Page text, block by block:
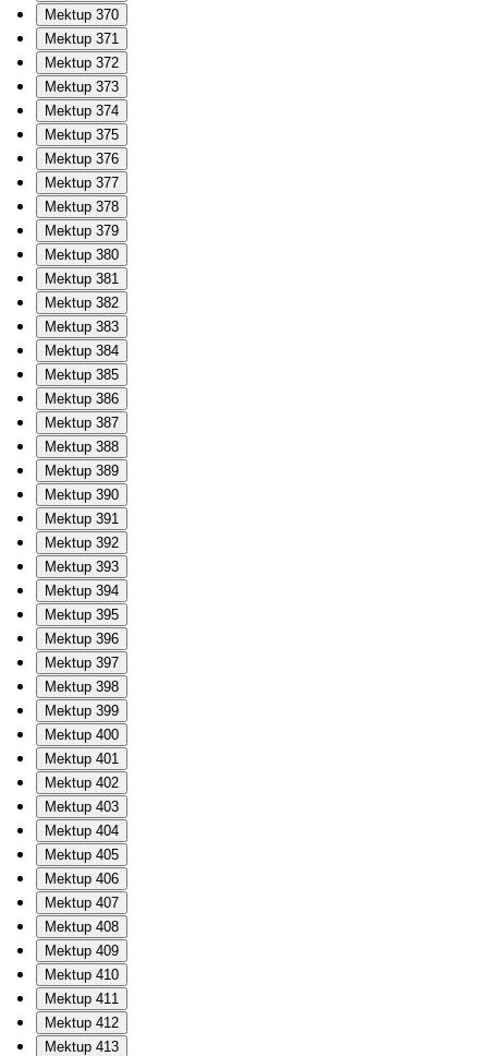
Mektup 370
Mektup 371
Mektup 372
Mektup 373
Mektup 374
Mektup 375
Mektup 376
Mektup 377
Mektup 378
Mektup 379
Mektup 380
Mektup 381
Mektup 382
Mektup 383
Mektup 384
Mektup 385
Mektup 386
Mektup 387
Mektup 388
Mektup 389
Mektup 390
Mektup 391
Mektup 392
Mektup 393
Mektup 394
Mektup 395
Mektup 396
Mektup 397
Mektup 398
Mektup 399
Mektup 400
Mektup 401
Mektup 402
Mektup 403
Mektup 404
Mektup 405
Mektup 406
Mektup 407
Mektup 408
Mektup 409
Mektup 410
Mektup 411
Mektup 412
Mektup 413